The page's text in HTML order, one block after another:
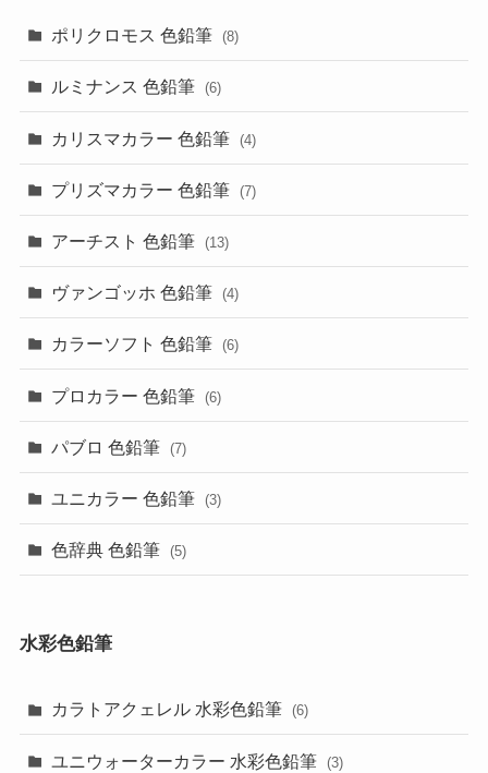
ポリクロモス 色鉛筆 (8)
ルミナンス 色鉛筆 (6)
カリスマカラー 色鉛筆 (4)
プリズマカラー 色鉛筆 (7)
アーチスト 色鉛筆 (13)
ヴァンゴッホ 色鉛筆 (4)
カラーソフト 色鉛筆 (6)
プロカラー 色鉛筆 (6)
パブロ 色鉛筆 (7)
ユニカラー 色鉛筆 (3)
色辞典 色鉛筆 (5)
水彩色鉛筆
カラトアクェレル 水彩色鉛筆 (6)
ユニウォーターカラー 水彩色鉛筆 (3)